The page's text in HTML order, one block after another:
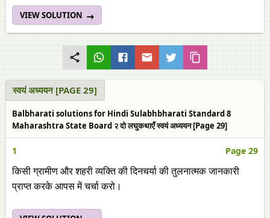
VIEW SOLUTION
स्‍वयं अध्ययन [PAGE 29]
Balbharati solutions for Hindi Sulabhbharati Standard 8
Maharashtra State Board २ दो लघुकथाएँ स्‍वयं अध्ययन [Page 29]
1 Page 29
किसी ग्रामीण और शहरी व्यक्‍ति की दिनचर्या की तुलनात्‍मक जानकारी
प्राप्त करके आपस में चर्चा करो।